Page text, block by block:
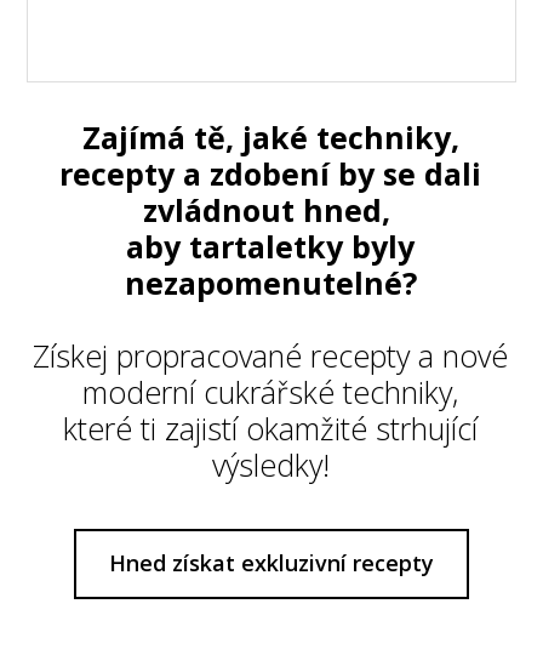
Zajímá tě, jaké techniky,
recepty a zdobení by se dali
zvládnout hned,
aby tartaletky byly
nezapomenutelné?
Získej propracované recepty a nové
moderní cukrářské techniky,
které ti zajistí okamžité strhující
výsledky!
Hned získat exkluzivní recepty